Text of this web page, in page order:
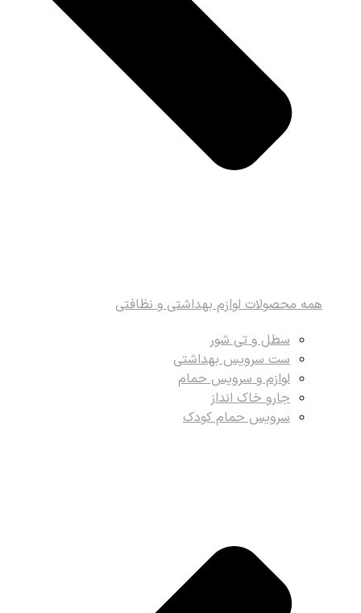
همه محصولات لوازم بهداشتی و نظافتی
سطل و تی شور
ست سرویس بهداشتی
لوازم و سرویس حمام
جارو خاک انداز
سرویس حمام کودک